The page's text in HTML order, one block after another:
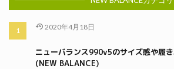
2020年4月18日
ニューバランス990v5のサイズ感や履き
(NEW BALANCE)